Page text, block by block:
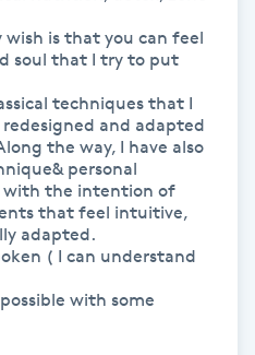
wish is that you can feel
soul that I try to put
and adapted
the way, I have also
personal
with the intention of
that feel intuitive,
adapted.
with some